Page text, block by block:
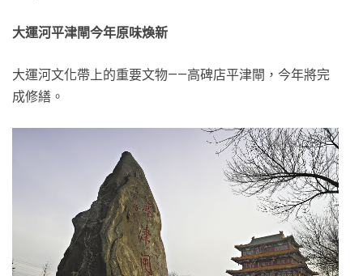
大運河平津閘今年原味煥新
大運河文化帶上的重要文物——高碑店平津閘，今年將完
成修繕。